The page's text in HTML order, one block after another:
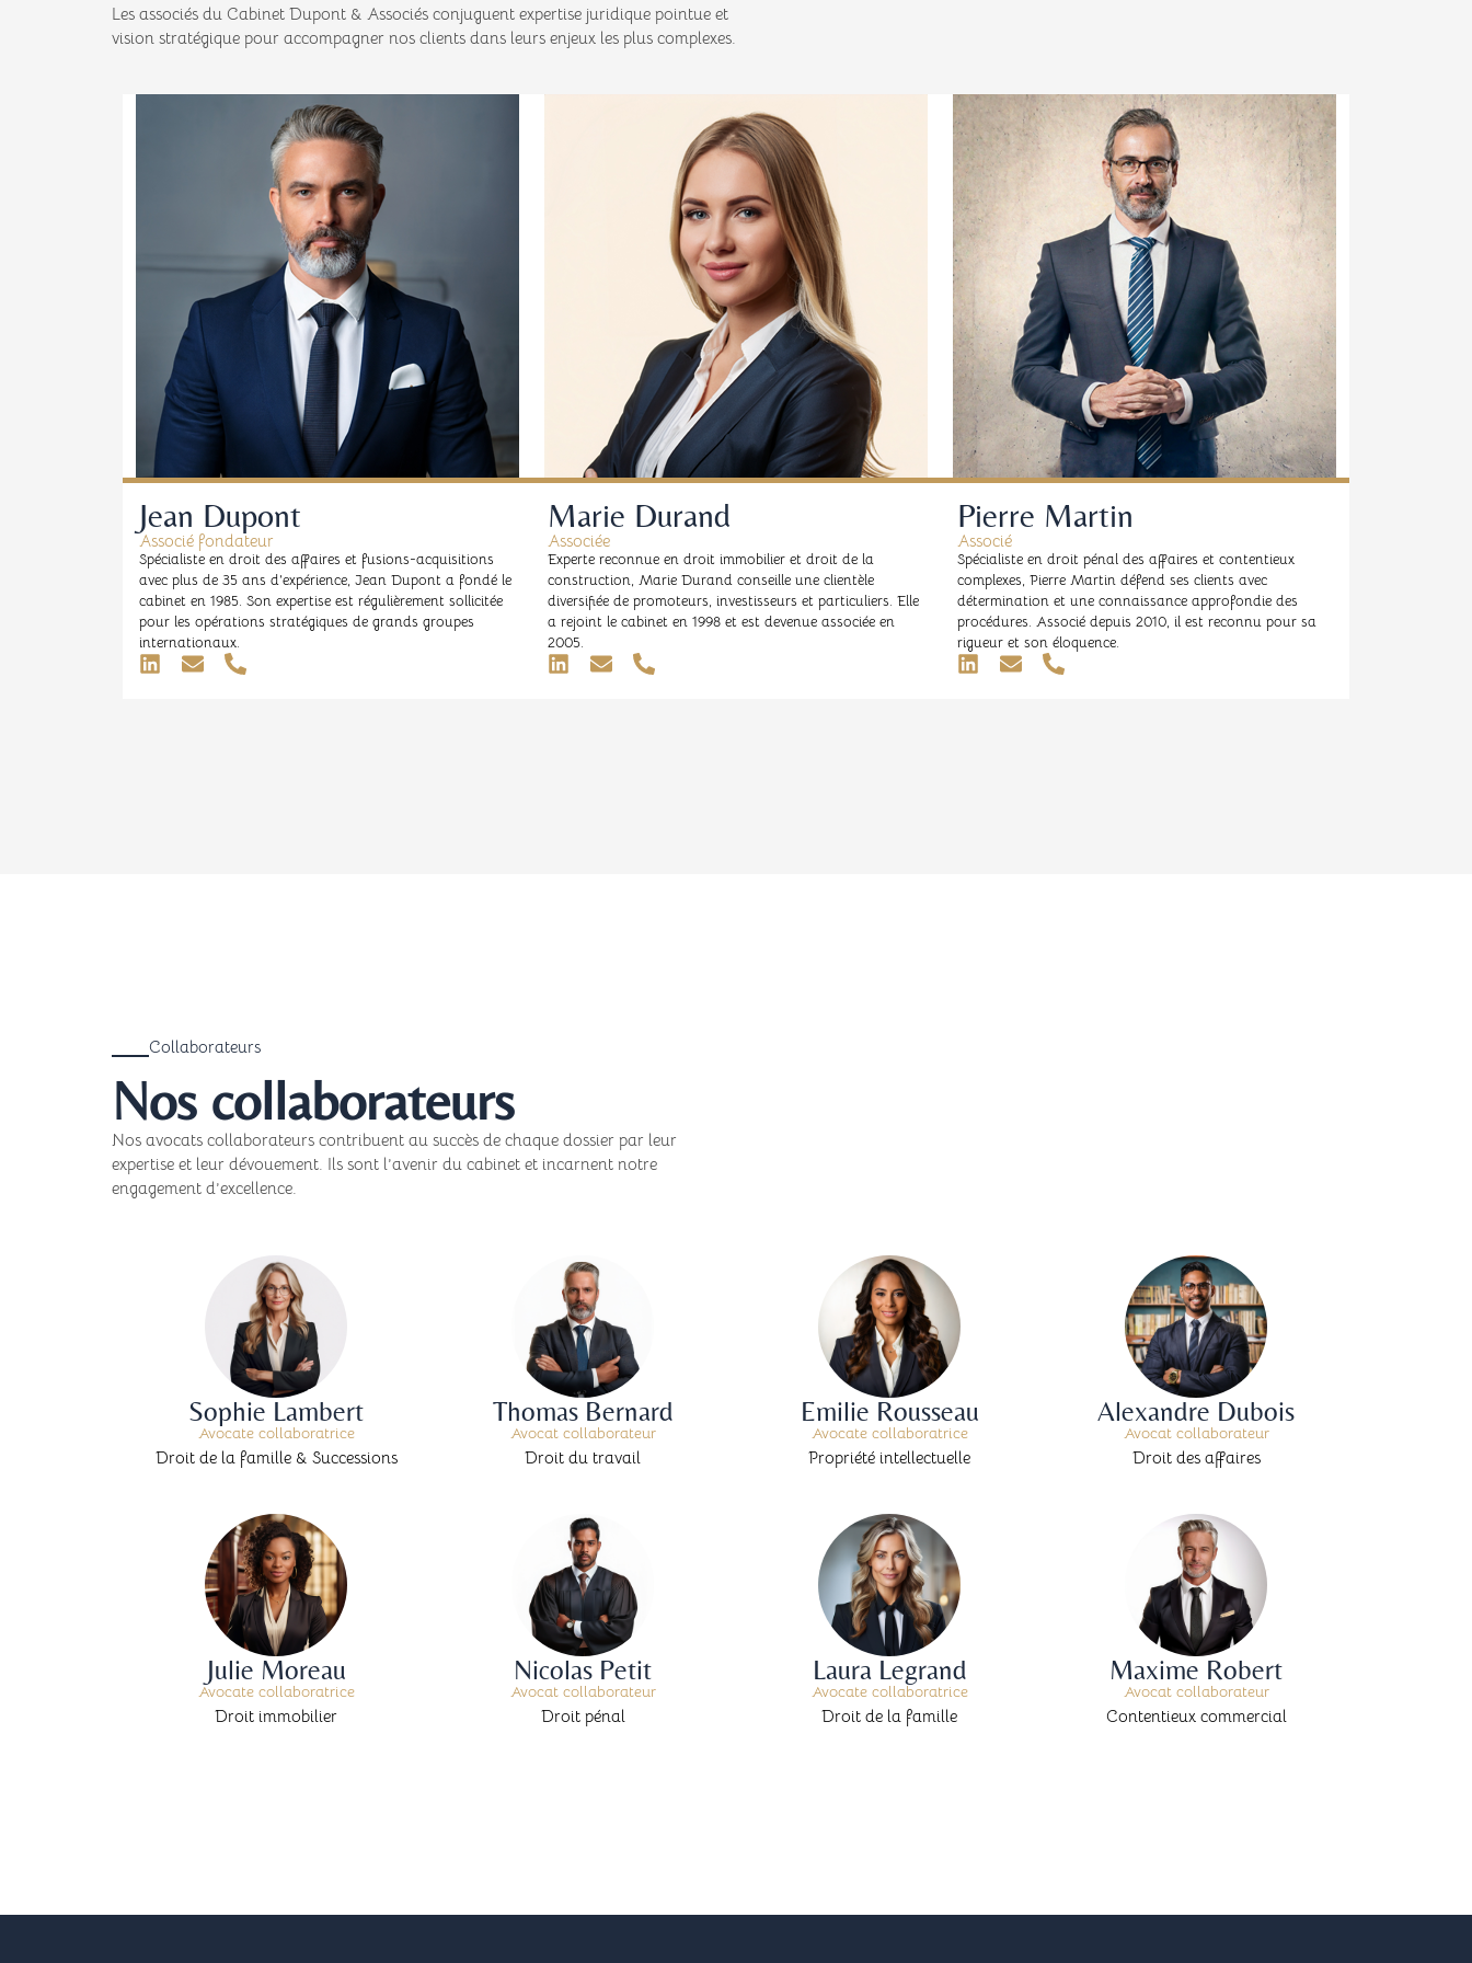
Les associés du Cabinet Dupont & Associés conjuguent expertise juridique pointue et
vision stratégique pour accompagner nos clients dans leurs enjeux les plus complexes.
Jean Dupont
Associé fondateur
Spécialiste en droit des affaires et fusions-acquisitions
avec plus de 35 ans d’expérience, Jean Dupont a fondé le
cabinet en 1985. Son expertise est régulièrement sollicitée
pour les opérations stratégiques de grands groupes
internationaux.
Marie Durand
Associée
Experte reconnue en droit immobilier et droit de la
construction, Marie Durand conseille une clientèle
diversifiée de promoteurs, investisseurs et particuliers. Elle
a rejoint le cabinet en 1998 et est devenue associée en
2005.
Pierre Martin
Associé
Spécialiste en droit pénal des affaires et contentieux
complexes, Pierre Martin défend ses clients avec
détermination et une connaissance approfondie des
procédures. Associé depuis 2010, il est reconnu pour sa
rigueur et son éloquence.
Collaborateurs
Nos collaborateurs
Nos avocats collaborateurs contribuent au succès de chaque dossier par leur
expertise et leur dévouement. Ils sont l’avenir du cabinet et incarnent notre
engagement d’excellence.
Sophie Lambert
Avocate collaboratrice
Droit de la famille & Successions
Thomas Bernard
Avocat collaborateur
Droit du travail
Emilie Rousseau
Avocate collaboratrice
Propriété intellectuelle
Alexandre Dubois
Avocat collaborateur
Droit des affaires
Julie Moreau
Avocate collaboratrice
Droit immobilier
Nicolas Petit
Avocat collaborateur
Droit pénal
Laura Legrand
Avocate collaboratrice
Droit de la famille
Maxime Robert
Avocat collaborateur
Contentieux commercial